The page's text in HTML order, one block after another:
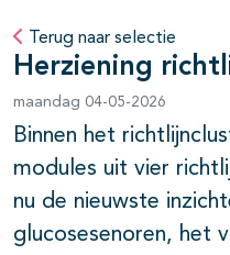
Terug naar selectie
Herziening
maandag 04-05-2026
Binnen het
modules uit vier
nu de nieuwste
glucosesenoren, het